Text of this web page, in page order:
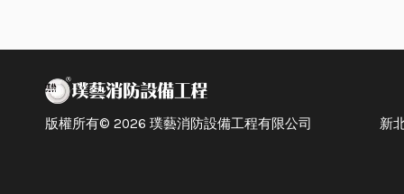
版權所有© 2026 璞藝消防設備工程有限公司 新北